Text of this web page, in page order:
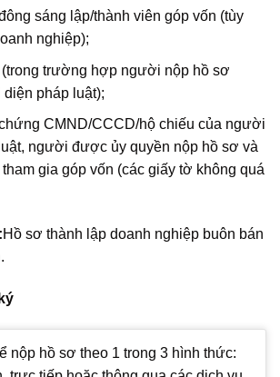
sáng lập/thành viên góp vốn (tùy
nghiệp);
(trong trường hợp người nộp hồ sơ
diện pháp luật);
CMND/CCCD/hộ chiếu của người
người được ủy quyền nộp hồ sơ và
gia góp vốn (các giấy tờ không quá
Hồ sơ thành lập doanh nghiệp buôn bán
nộp hồ sơ theo 1 trong 3 hình thức: